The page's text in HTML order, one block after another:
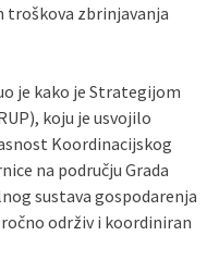
zbrinjavanja
je kako je Strategijom
koju je usvojilo
Koordinacijskog
na području Grada
sustava gospodarenja
održiv i koordiniran